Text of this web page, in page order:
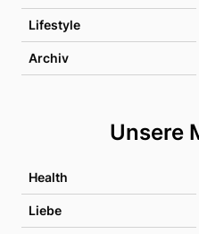
Lifestyle
Archiv
Unsere
Health
Liebe